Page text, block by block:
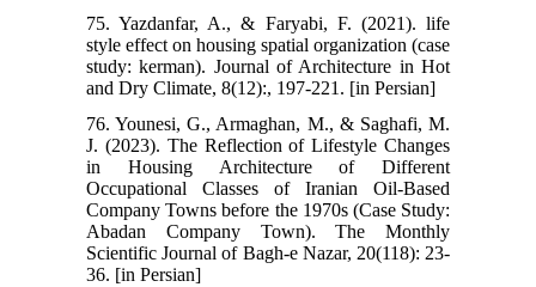
75. Yazdanfar, A., & Faryabi, F. (2021). life
style effect on housing spatial organization (case
study: kerman). Journal of Architecture in Hot
and Dry Climate, 8(12):, 197-221. [in Persian]
76. Younesi, G., Armaghan, M., & Saghafi, M.
J. (2023). The Reflection of Lifestyle Changes
in Housing Architecture of Different
Occupational Classes of Iranian Oil-Based
Company Towns before the 1970s (Case Study:
Abadan Company Town). The Monthly
Scientific Journal of Bagh-e Nazar, 20(118): 23-
36. [in Persian]